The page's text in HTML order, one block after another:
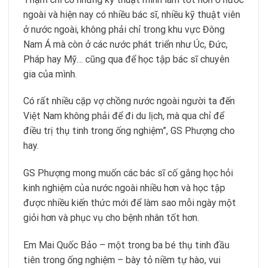
ngoài và hiện nay có nhiều bác sĩ, nhiều kỹ thuật viên
ở nước ngoài, không phải chỉ trong khu vực Đông
Nam Á mà còn ở các nước phát triển như Úc, Đức,
Pháp hay Mỹ… cũng qua để học tập bác sĩ chuyên
gia của mình.
Có rất nhiều cặp vợ chồng nước ngoài người ta đến
Việt Nam không phải để đi du lịch, mà qua chỉ để
điều trị thụ tinh trong ống nghiệm”, GS Phượng cho
hay.
GS Phượng mong muốn các bác sĩ cố gắng học hỏi
kinh nghiệm của nước ngoài nhiều hơn và học tập
được nhiều kiến thức mới để làm sao mỗi ngày một
giỏi hơn và phục vụ cho bệnh nhân tốt hơn.
Em Mai Quốc Bảo – một trong ba bé thụ tinh đầu
tiên trong ống nghiệm – bày tỏ niềm tự hào, vui